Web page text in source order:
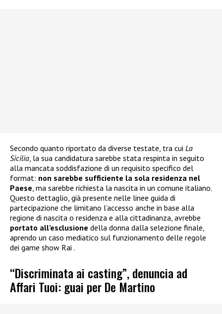
Secondo quanto riportato da diverse testate, tra cui La
Sicilia, la sua candidatura sarebbe stata respinta in seguito
alla mancata soddisfazione di un requisito specifico del
format: non sarebbe sufficiente la sola residenza nel
Paese, ma sarebbe richiesta la nascita in un comune italiano.
Questo dettaglio, già presente nelle linee guida di
partecipazione che limitano l’accesso anche in base alla
regione di nascita o residenza e alla cittadinanza, avrebbe
portato all’esclusione della donna dalla selezione finale,
aprendo un caso mediatico sul funzionamento delle regole
dei game show Rai .
“Discriminata ai casting”, denuncia ad
Affari Tuoi: guai per De Martino